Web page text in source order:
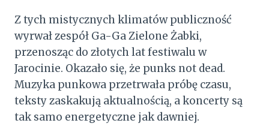
Z tych mistycznych klimatów publiczność
wyrwał zespół Ga-Ga Zielone Żabki,
przenosząc do złotych lat festiwalu w
Jarocinie. Okazało się, że punks not dead.
Muzyka punkowa przetrwała próbę czasu,
teksty zaskakują aktualnością, a koncerty są
tak samo energetyczne jak dawniej.